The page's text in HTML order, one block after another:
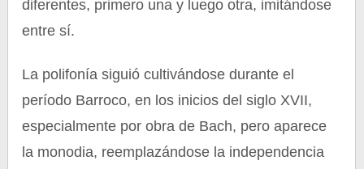
diferentes, primero una y luego otra, imitándose
entre sí.
La polifonía siguió cultivándose durante el
período Barroco, en los inicios del siglo XVII,
especialmente por obra de Bach, pero aparece
la monodia, reemplazándose la independencia